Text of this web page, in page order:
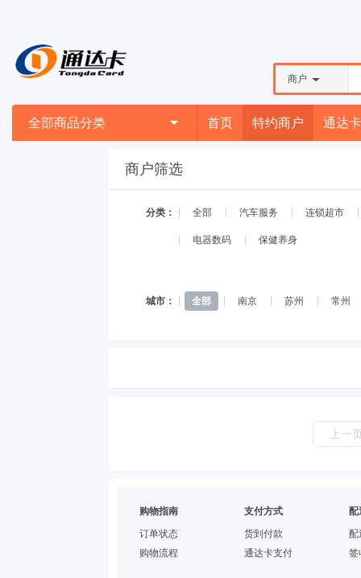
商户
全部商品分类 首页 特约商户 通达卡
商户筛选
分类： 全部 汽车服务 连锁超市
电器数码 保健养身
城市： 全部 南京 苏州 常州
上一
购物指南
订单状态
购物流程
支付方式
货到付款
通达卡支付
配
配
签